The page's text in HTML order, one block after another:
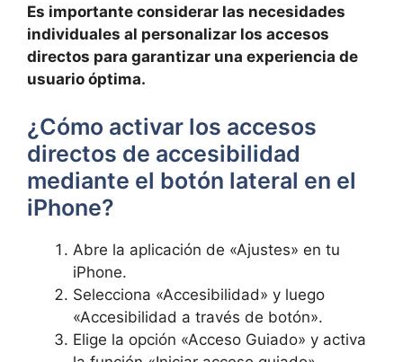
Es importante⁣ considerar las‌ necesidades
individuales al personalizar los accesos
directos ‌para garantizar una experiencia de
usuario óptima.
¿Cómo activar los accesos
directos⁣ de accesibilidad
mediante el botón lateral en el
iPhone?
Abre la ‌aplicación de «Ajustes» ⁣en tu
iPhone.
Selecciona «Accesibilidad» y luego
«Accesibilidad a través de botón».
Elige la opción «Acceso Guiado» y activa